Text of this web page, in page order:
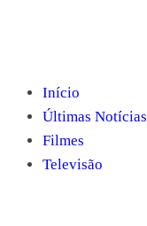
Início
Últimas Notícias
Filmes
Televisão